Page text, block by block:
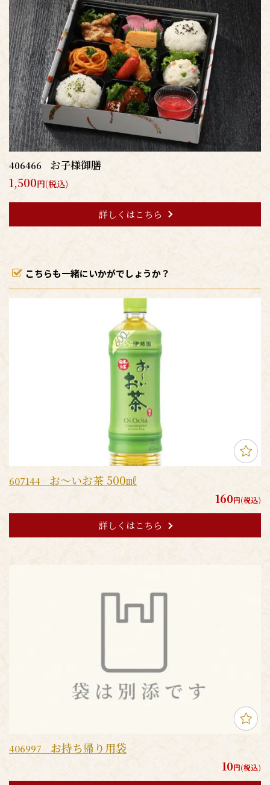
406466 お子様御膳
1,500円(税込)
詳しくはこちら
こちらも一緒にいかがでしょうか？
607144 お～いお茶 500㎖
160円(税込)
詳しくはこちら
406997 お持ち帰り用袋
10円(税込)